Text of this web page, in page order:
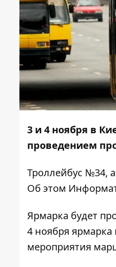
3 и 4 ноября в
проведением
Троллейбус №34,
Об этом
Ярмарка будет
4 ноября ярмарка
мероприятия